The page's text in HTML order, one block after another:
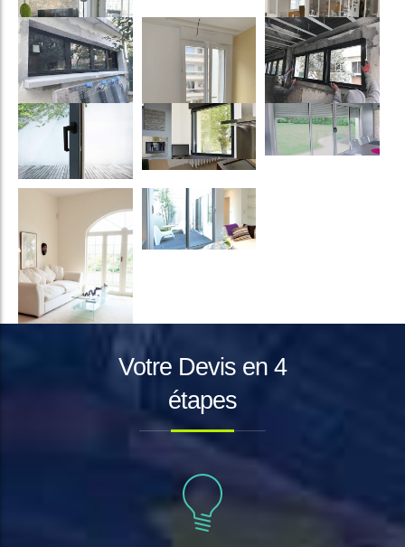
Votre Devis en 4
étapes